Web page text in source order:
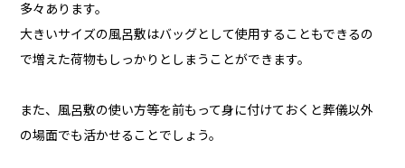
多々あります。
大きいサイズの風呂敷はバッグとして使用することもできるの
で増えた荷物もしっかりとしまうことができます。
また、風呂敷の使い方等を前もって身に付けておくと葬儀以外
の場面でも活かせることでしょう。